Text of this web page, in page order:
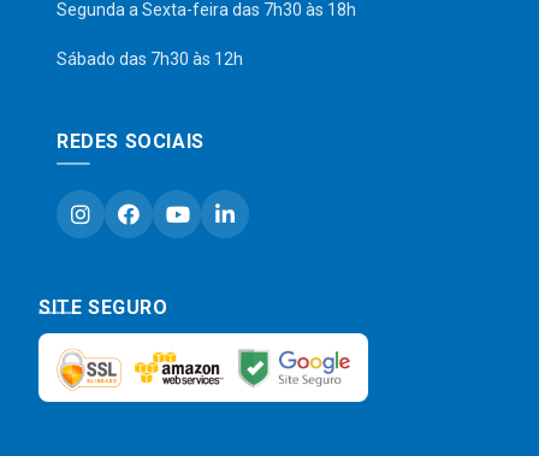
Segunda a Sexta-feira das 7h30 às 18h
Sábado das 7h30 às 12h
REDES SOCIAIS
SITE SEGURO